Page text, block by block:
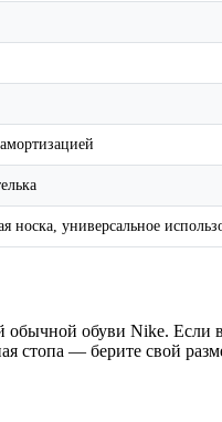
носка, универсальное
обычной обуви Nike. Если
стопа — берите свой